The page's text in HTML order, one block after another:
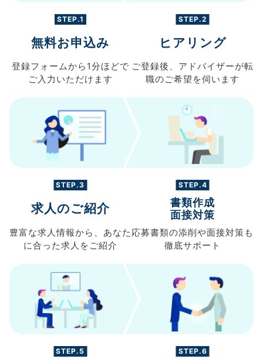
STEP.1
無料お申込み
登録フォームから 1分ほどで
ご入力 いただけます
STEP.2
ヒアリング
ご登録後、 アドバイザーが転
職のご希望を伺います
STEP.3
求人のご紹介
豊富な求人情報から、 あなた
に合った求人を ご紹介
STEP.4
書類作成
面接対策
応募書類の添削や面接対策も
徹底サポート
STEP.5 STEP.6